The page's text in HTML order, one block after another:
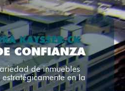
KAYSSER.CK
CONFIANZA
de inmuebles
en la